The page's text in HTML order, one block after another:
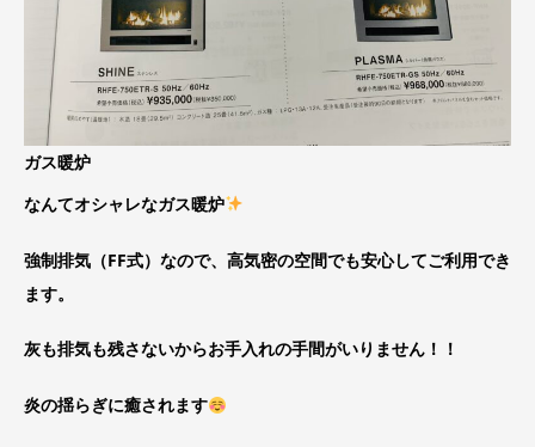
ガス暖炉
なんてオシャレなガス暖炉
強制排気（FF式）なので、高気密の空間でも安心してご利用でき
ます。
灰も排気も残さないからお手入れの手間がいりません！！
炎の揺らぎに癒されます